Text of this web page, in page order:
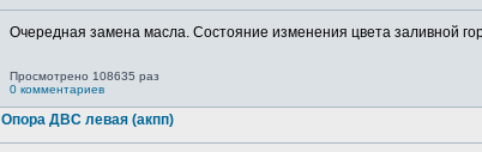
Очередная замена масла. Состояние изменения цвета заливной
Просмотрено 108635 раз
0 комментариев
Опора ДВС левая (акпп)